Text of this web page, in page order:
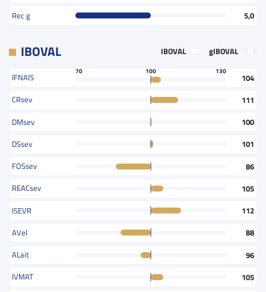
Rec g
5,0
IBOVAL IBOVAL gIBOVAL
IFNAIS
70 100 130
104
CRsev
111
DMsev
100
DSsev
101
FOSsev
86
REACsev
105
ISEVR
112
AVel
88
ALait
96
IVMAT
105